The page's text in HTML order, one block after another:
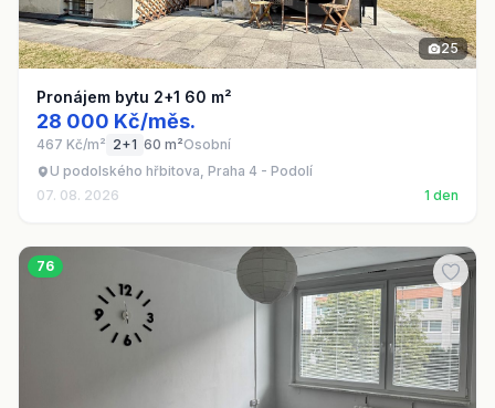
25
Pronájem bytu 2+1 60 m²
28 000 Kč/měs.
467 Kč/m² 2+1 60 m²Osobní
U podolského hřbitova, Praha 4 - Podolí
07. 08. 2026
1 den
76